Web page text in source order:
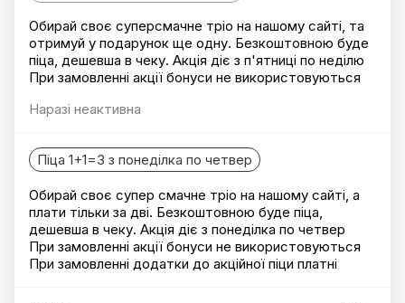
Обирай своє суперсмачне тріо на нашому сайті, та
отримуй у подарунок ще одну. Безкоштовною буде
піца, дешевша в чеку. Акція діє з п'ятниці по неділю
При замовленні акції бонуси не використовуються
Наразі неактивна
Піца 1+1=3 з понеділка по четвер
Обирай своє супер смачне тріо на нашому сайті, а
плати тільки за дві. Безкоштовною буде піца,
дешевша в чеку. Акція діє з понеділка по четвер
При замовленні акції бонуси не використовуються
При замовленні додатки до акційної піци платні